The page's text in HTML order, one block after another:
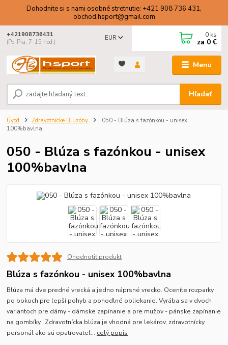
Dohodnite si s nami osobné stretnutie: +421 908 736 431,
obchod.hsport@gmail.com
Menu
EUR
Hľadať
+421908736431
(Po-Pia, 7-15 hod.)
0 ks
za 0 €
Úvod Zdravotnícke Bluzóny
050 - Blúza s fazónkou - unisex
100%bavlna
050 - Blúza s fazónkou - unisex
100%bavlna
Ohodnotiť produkt
Blúza s fazónkou - unisex 100%bavlna
Blúza má dve predné vrecká a jedno náprsné vrecko. Oceníte rozparky
po bokoch pre lepší pohyb a pohodlné obliekanie. Vyrába sa v dvoch
variantoch pre dámy - dámske zapínanie a pre mužov - pánske zapínanie
na gombíky. Zdravotnícka blúza je vhodná pre lekárov, zdravotnícky
personál ako sú opatrovateľ... celý popis